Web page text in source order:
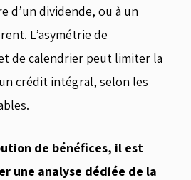
d’un dividende, ou à un
L’asymétrie de
de calendrier peut limiter la
crédit intégral, selon les
de bénéfices, il est
une analyse dédiée de la